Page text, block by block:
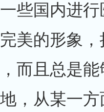
些国内进
美的形象
而且总是
，从某一